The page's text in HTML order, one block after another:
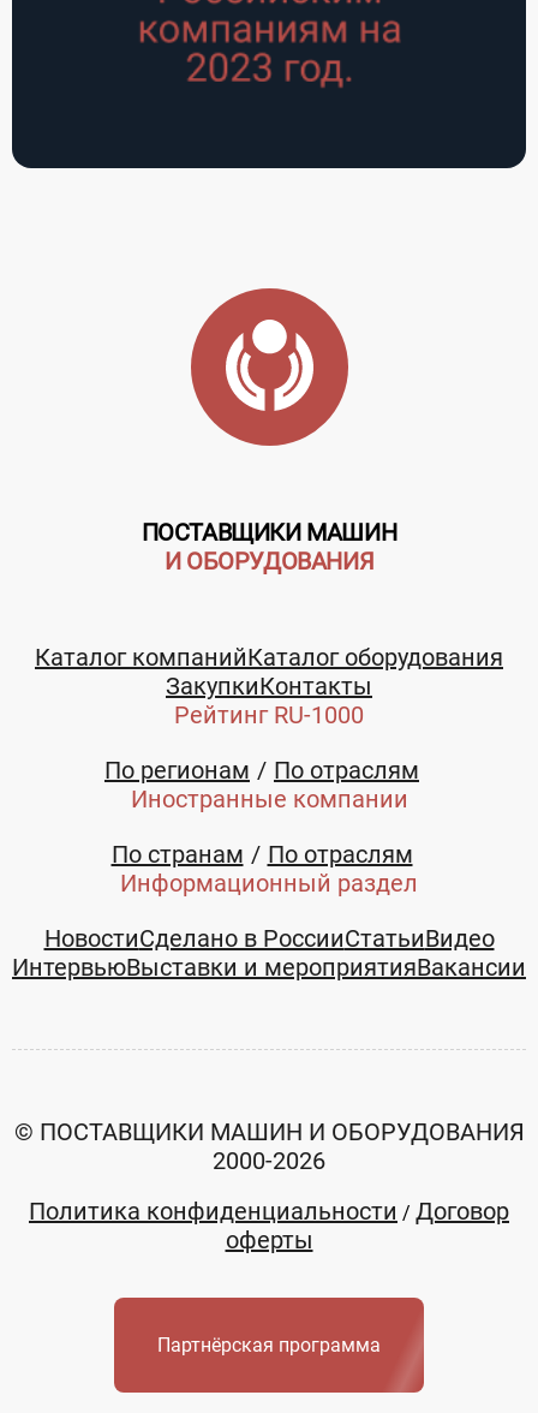
ПОСТАВЩИКИ МАШИН
И ОБОРУДОВАНИЯ
Каталог компанийКаталог оборудования
ЗакупкиКонтакты
Рейтинг RU-1000
По регионам
По отраслям
Иностранные компании
По странам
По отраслям
Информационный раздел
НовостиСделано в РоссииСтатьиВидео
ИнтервьюВыставки и мероприятияВакансии
© ПОСТАВЩИКИ МАШИН И ОБОРУДОВАНИЯ
2000-2026
Политика конфиденциальности / Договор
оферты
Партнёрская программа